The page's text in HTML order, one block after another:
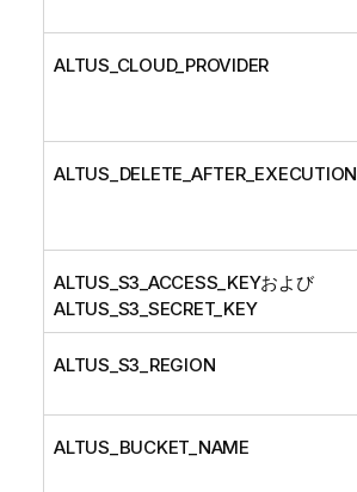
ALTUS_CLOUD_PROVIDER
ALTUS_DELETE_AFTER_EXECUTION
ALTUS_S3_ACCESS_KEYおよび
ALTUS_S3_SECRET_KEY
ALTUS_S3_REGION
ALTUS_BUCKET_NAME